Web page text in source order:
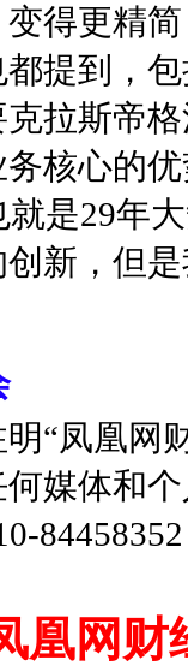
得更精
提到，
拉斯帝
核心的
是29年
新，但
明“凤凰
媒体和
凰网财